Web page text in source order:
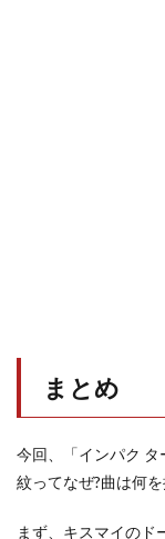
まとめ
今回、「インパク
紋ってなぜ?曲は何
まず、キスマイのド